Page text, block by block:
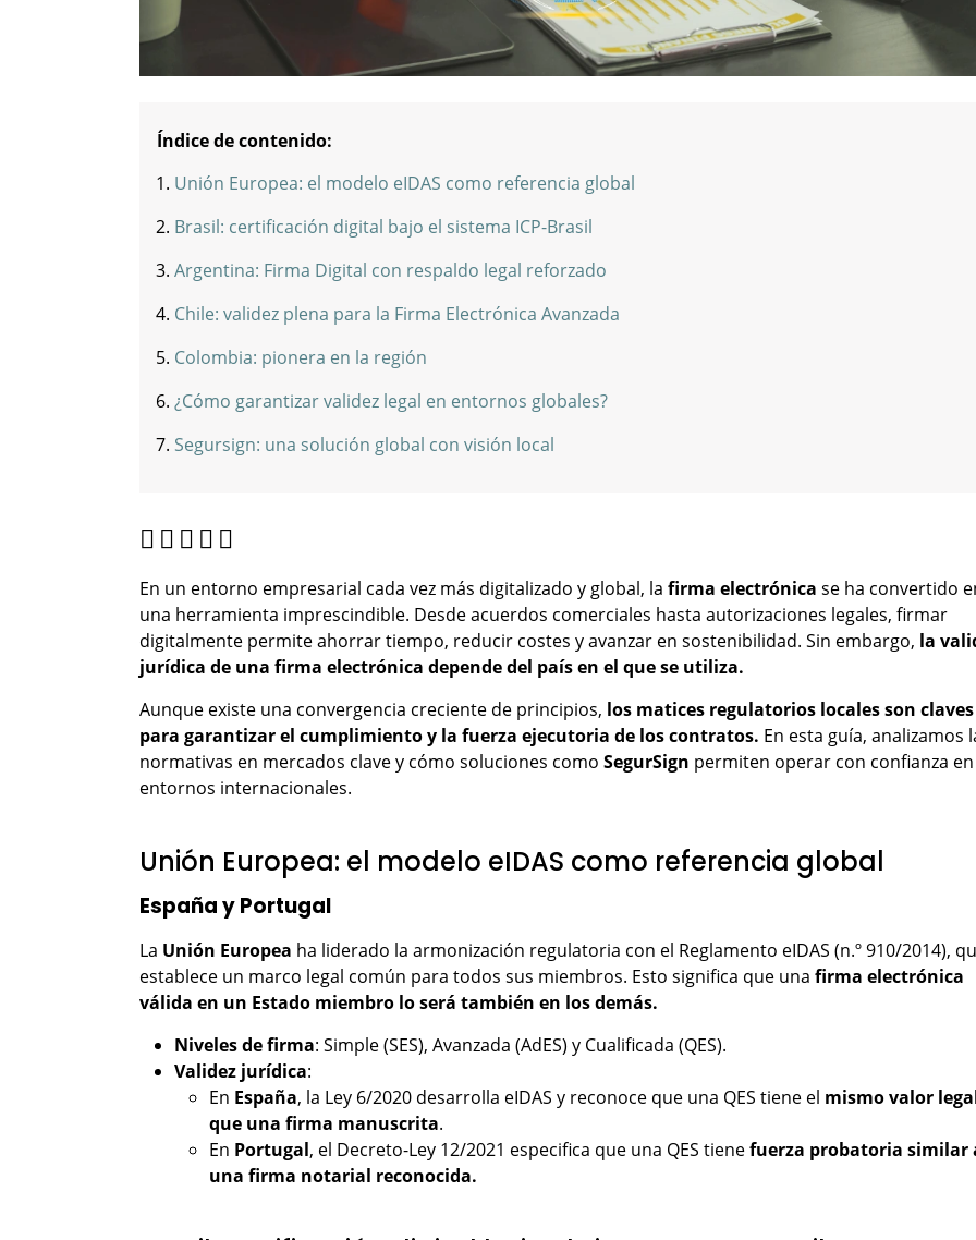
Índice de contenido:
Unión Europea: el modelo eIDAS como referencia global
Brasil: certificación digital bajo el sistema ICP-Brasil
Argentina: Firma Digital con respaldo legal reforzado
Chile: validez plena para la Firma Electrónica Avanzada
Colombia: pionera en la región
¿Cómo garantizar validez legal en entornos globales?
Segursign: una solución global con visión local
En un entorno empresarial cada vez más digitalizado y global, la firma electrónica se ha convertido
una herramienta imprescindible. Desde acuerdos comerciales hasta autorizaciones legales, firmar
digitalmente permite ahorrar tiempo, reducir costes y avanzar en sostenibilidad. Sin embargo, la
jurídica de una firma electrónica depende del país en el que se utiliza.
Aunque existe una convergencia creciente de principios, los matices regulatorios locales son claves
para garantizar el cumplimiento y la fuerza ejecutoria de los contratos. En esta guía, analizamos
normativas en mercados clave y cómo soluciones como SegurSign permiten operar con confianza en
entornos internacionales.
Unión Europea: el modelo eIDAS como referencia global
España y Portugal
La Unión Europea ha liderado la armonización regulatoria con el Reglamento eIDAS (n.º 910/2014),
establece un marco legal común para todos sus miembros. Esto significa que una firma electrónica
válida en un Estado miembro lo será también en los demás.
Niveles de firma: Simple (SES), Avanzada (AdES) y Cualificada (QES).
Validez jurídica:
En España, la Ley 6/2020 desarrolla eIDAS y reconoce que una QES tiene el mismo valor
que una firma manuscrita.
En Portugal, el Decreto-Ley 12/2021 especifica que una QES tienefuerza probatoria similar
una firma notarial reconocida.